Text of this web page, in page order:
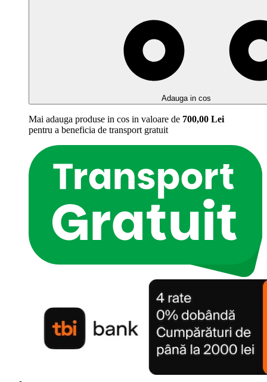
Adauga in cos
Mai adauga produse in cos in valoare de 700,00 Lei
pentru a beneficia de transport gratuit